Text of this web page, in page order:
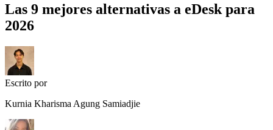
Las 9 mejores alternativas a eDesk para
2026
Escrito por
Kurnia Kharisma Agung Samiadjie